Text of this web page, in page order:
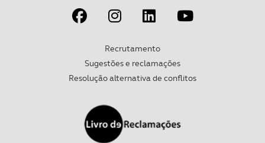
Recrutamento
Sugestões e reclamações
Resolução alternativa de conflitos